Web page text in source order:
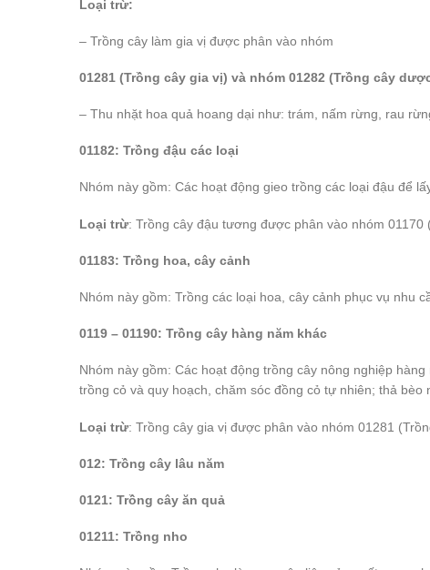
Loại trừ:
– Trồng cây làm gia vị được phân vào nhóm
01281 (Trồng cây gia vị) và nhóm 01282 (Trồng cây
– Thu nhặt hoa quả hoang dại như: trám, nấm rừng, rau
01182: Trồng đậu các loại
Nhóm này gồm: Các hoạt động gieo trồng các loại đậu để
Loại trừ: Trồng cây đậu tương được phân vào nhóm 01170
01183: Trồng hoa, cây cảnh
Nhóm này gồm: Trồng các loại hoa, cây cảnh phục vụ nhu
0119 – 01190: Trồng cây hàng năm khác
Nhóm này gồm: Các hoạt động trồng cây nông nghiệp
trồng cỏ và quy hoạch, chăm sóc đồng cỏ tự nhiên; thả
Loại trừ: Trồng cây gia vị được phân vào nhóm 01281
012: Trồng cây lâu năm
0121: Trồng cây ăn quả
01211: Trồng nho